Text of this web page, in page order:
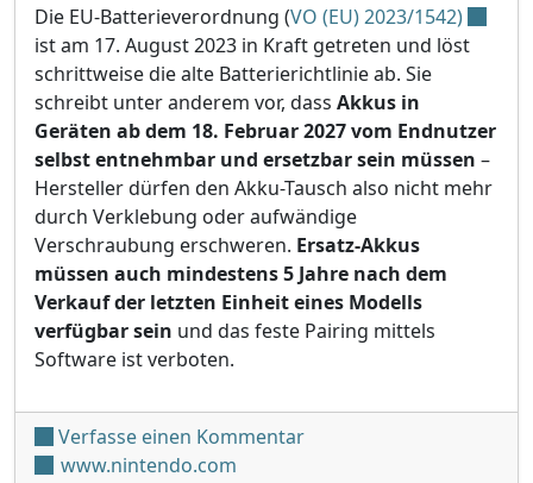
Die EU-Batterieverordnung (VO (EU) 2023/1542)
ist am 17. August 2023 in Kraft getreten und löst
schrittweise die alte Batterierichtlinie ab. Sie
schreibt unter anderem vor, dass Akkus in
Geräten ab dem 18. Februar 2027 vom Endnutzer
selbst entnehmbar und ersetzbar sein müssen –
Hersteller dürfen den Akku-Tausch also nicht mehr
durch Verklebung oder aufwändige
Verschraubung erschweren. Ersatz-Akkus
müssen auch mindestens 5 Jahre nach dem
Verkauf der letzten Einheit eines Modells
verfügbar sein und das feste Pairing mittels
Software ist verboten.
Verfasse einen Kommentarunter 'Neue Revisionen
www.nintendo.com